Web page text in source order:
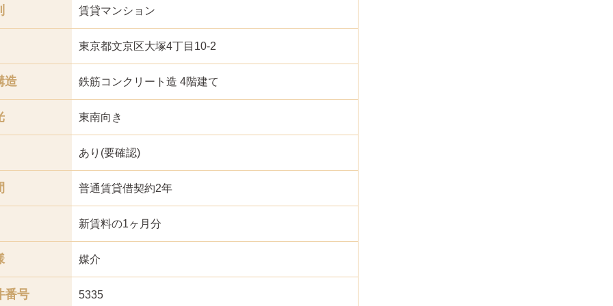
賃貸マンション
東京都文京区大塚4丁目10-2
造 鉄筋コンクリート造 4階建て
東南向き
あり(要確認)
普通賃貸借契約2年
新賃料の1ヶ月分
媒介
番号 5335